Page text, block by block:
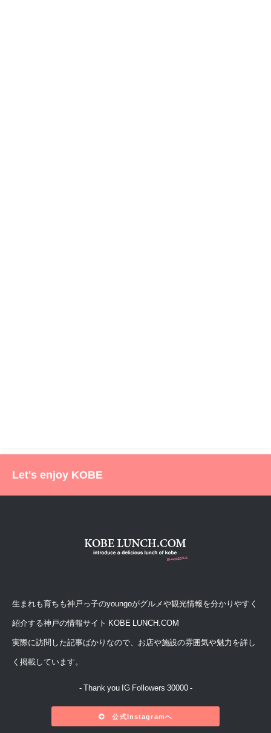
Let's enjoy KOBE
生まれも育ちも神戸っ子のyoungoがグルメや観光情報を分かりやすく
紹介する神戸の情報サイト KOBE LUNCH.COM
実際に訪問した記事ばかりなので、お店や施設の雰囲気や魅力を詳し
く掲載しています。
- Thank you IG Followers 30000 -
公式Instagramへ